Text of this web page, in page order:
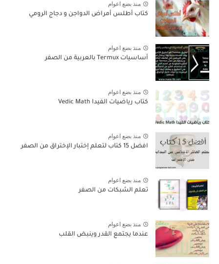
منذ بضع اعوام
كتاب أطلس أمراض الدواجن و دجاج الرومي
منذ بضع اعوام
أساسيات Termux بالعربية من الصفر
منذ بضع اعوام
كتاب رياضيات الفيدا Vedic Math
منذ بضع اعوام
افضل 15 كتاب لتعلم إختبار الإختراق من الصفر
منذ بضع اعوام
تعلم الشبكات من الصفر
منذ بضع اعوام
عندما يجتمع القدر وينبض القلب